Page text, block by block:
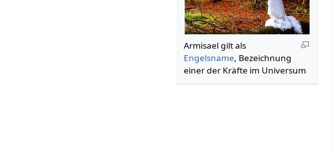
Armisael gilt als
Engelsname, Bezeichnung
einer der Kräfte im Universum